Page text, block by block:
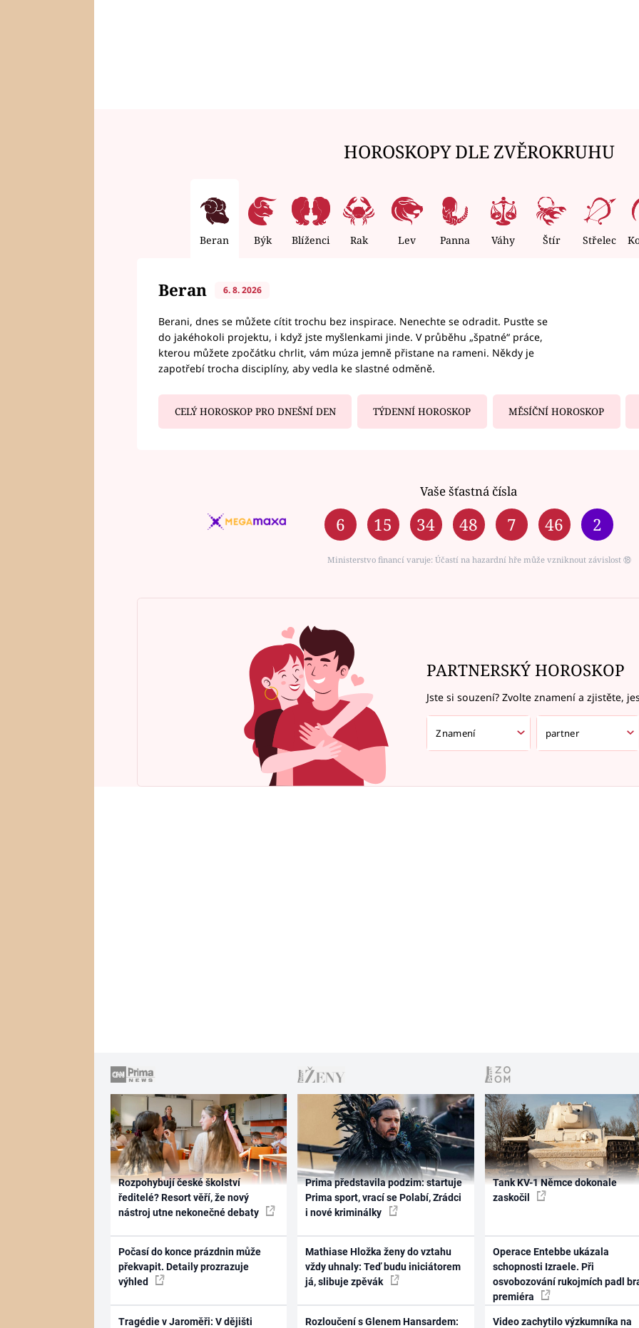
HOROSKOPY DLE ZVĚROKRUHU
Beran Býk Blíženci Rak Lev Panna Váhy Štír Střelec
Beran 6. 8. 2026
Berani, dnes se můžete cítit trochu bez inspirace. Nenechte se odradit. Pusťte se
do jakéhokoli projektu, i když jste myšlenkami jinde. V průběhu „špatné“ práce,
kterou můžete zpočátku chrlit, vám múza jemně přistane na rameni. Někdy je
zapotřebí trocha disciplíny, aby vedla ke slastné odměně.
CELÝ HOROSKOP PRO DNEŠNÍ DEN TÝDENNÍ HOROSKOP MĚSÍČNÍ HOROSKOP
Vaše šťastná čísla
6 15 34 48 7 46 2
Ministerstvo financí varuje: Účastí na hazardní hře může vzniknout závislost ⑱
PARTNERSKÝ HOROSKOP
Jste si souzení? Zvolte znamení a zjistěte,
Rozpohybují české školství
ředitelé? Resort věří, že nový
nástroj utne nekonečné debaty
Počasí do konce prázdnin může
překvapit. Detaily prozrazuje
výhled
Tragédie v Jaroměři: V dějišti
Prima představila podzim: startuje
Prima sport, vrací se Polabí, Zrádci
i nové kriminálky
Mathiase Hložka ženy do vztahu
vždy uhnaly: Teď budu iniciátorem
já, slibuje zpěvák
Rozloučení s Glenem Hansardem:
Tank KV-1 Němce dokonale
zaskočil
Operace Entebbe ukázala
schopnosti Izraele. Při
osvobozování rukojmích padl
premiéra
Video zachytilo výzkumníka na